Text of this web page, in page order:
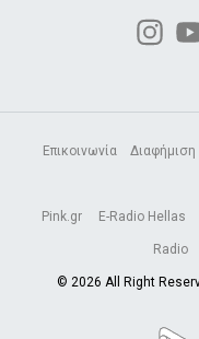
Επικοινωνία Διαφήμιση
Pink.gr E-Radio Hellas
Radio
© 2026 All Right